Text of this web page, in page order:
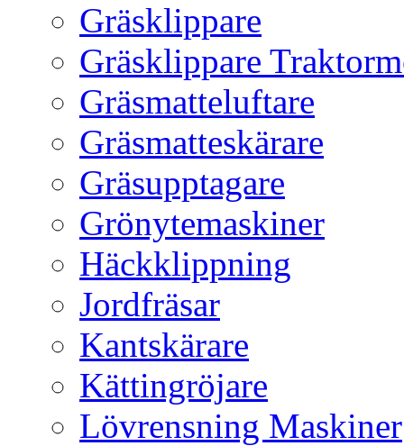
Gräsklippare
Gräsklippare
Gräsmatteluftare
Gräsmatteskärare
Gräsupptagare
Grönytemaskiner
Häckklippning
Jordfräsar
Kantskärare
Kättingröjare
Lövrensning Maskiner